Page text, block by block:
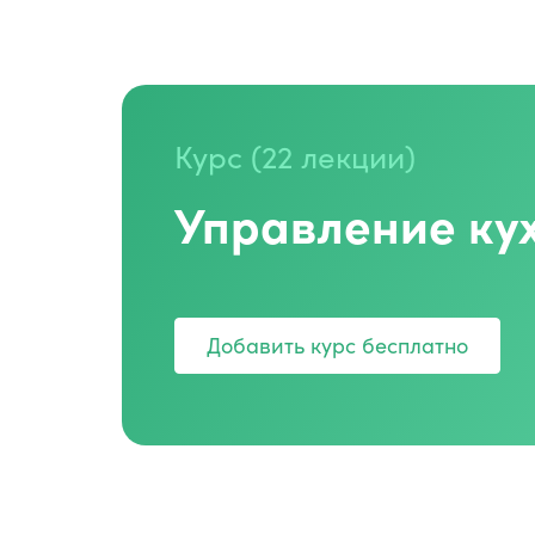
Курс (22 лекции)
Управление
Добавить курс бесплатно